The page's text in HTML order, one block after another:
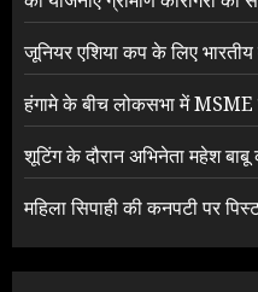
जूनियर एशिया कप के लिए भारतीय
हंगामे के बीच लोकसभा में MSME
शूटिंग के दौरान अभिनेता महेश बाबू
महिला सिपाही की कनपटी पर